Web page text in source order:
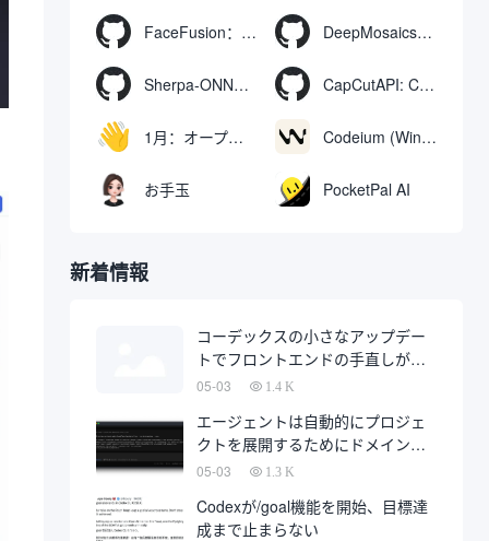
FaceFusion：ビデオ顔交換強化ツール｜音声同期ビデオ口の動き DeepMosaics：画像やビデオからモザイクを自動的に除去したり、モザイクを追加したりする。
Sherpa-ONNX: ONNXRuntimeによるオフライン音声認識と合成 CapCutAPI: CapCutビデオクリップの自動制御用オープンソースツール
1月：オープンソースのオフラインAIアシスタント、ChatGPTの代替、ローカルAIモデルの実行またはクラウドAIへの接続 Codeium (Windsurf Editor): 無料のAIコード補完＆チャットツール。
お手玉 PocketPal AI
新着情報
コーデックスの小さなアップデー
トでフロントエンドの手直しが半
分になるかもしれない
05-03 1.4 K
エージェントは自動的にプロジェ
クトを展開するためにドメイン名
を購入し、完全に自動化された開
て、多数の秋に上陸している。
05-03 1.3 K
Codexが/goal機能を開始、目標達
成まで止まらない